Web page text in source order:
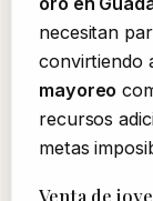
necesitan
convirtiendo
mayoreo
recursos
metas
Venta de